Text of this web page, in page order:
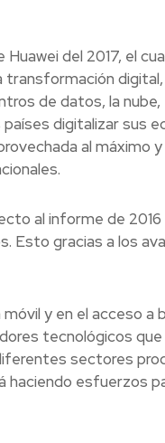
del 2017, el
transformación
de datos, la
digitalizar sus
al máximo y
al informe de 2016
Esto gracias a los
y en el acceso a
tecnológicos
sectores
haciendo esfuerzos